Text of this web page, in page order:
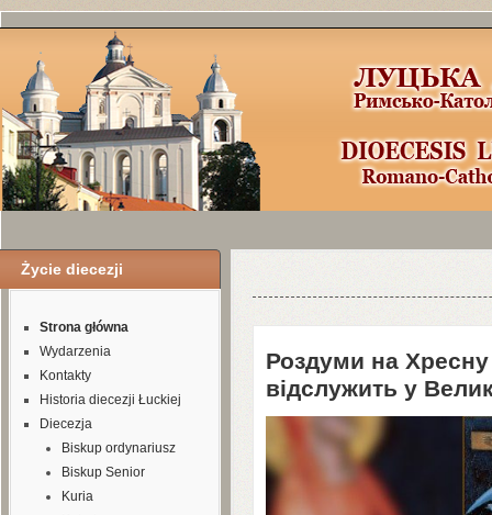
Życie diecezji
Strona główna
Wydarzenia
Kontakty
Historia diecezji Łuckiej
Diecezja
Biskup ordynariusz
Biskup Senior
Kuria
Роздуми на
відслужить у